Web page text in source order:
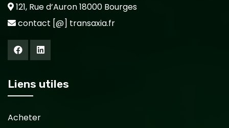
121, Rue d’Auron 18000 Bourges
contact [@] transaxia.fr
Liens utiles
Acheter